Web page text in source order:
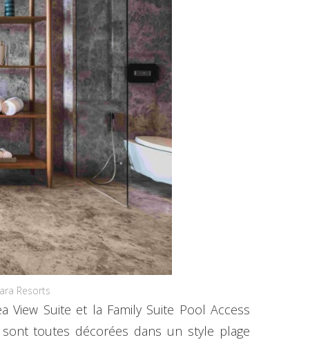
Resorts
View Suite et la Family Suite Pool Access
toutes décorées dans un style plage